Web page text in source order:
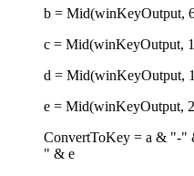
b = Mid(winKeyOutput,
c = Mid(winKeyOutput,
d = Mid(winKeyOutput,
e = Mid(winKeyOutput,
ConvertToKey = a &
" & e